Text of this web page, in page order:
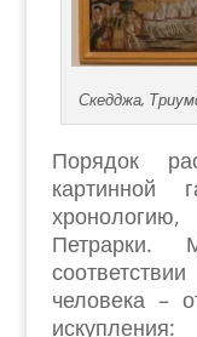
Скедджа,
Порядок
картинной
человека –